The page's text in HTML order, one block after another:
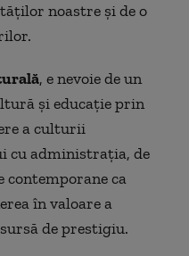
noastre și de o
, e nevoie de un
și educație prin
a culturii
cu administrația, de
ca
în valoare a
de prestigiu.